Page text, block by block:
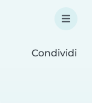
Condividi